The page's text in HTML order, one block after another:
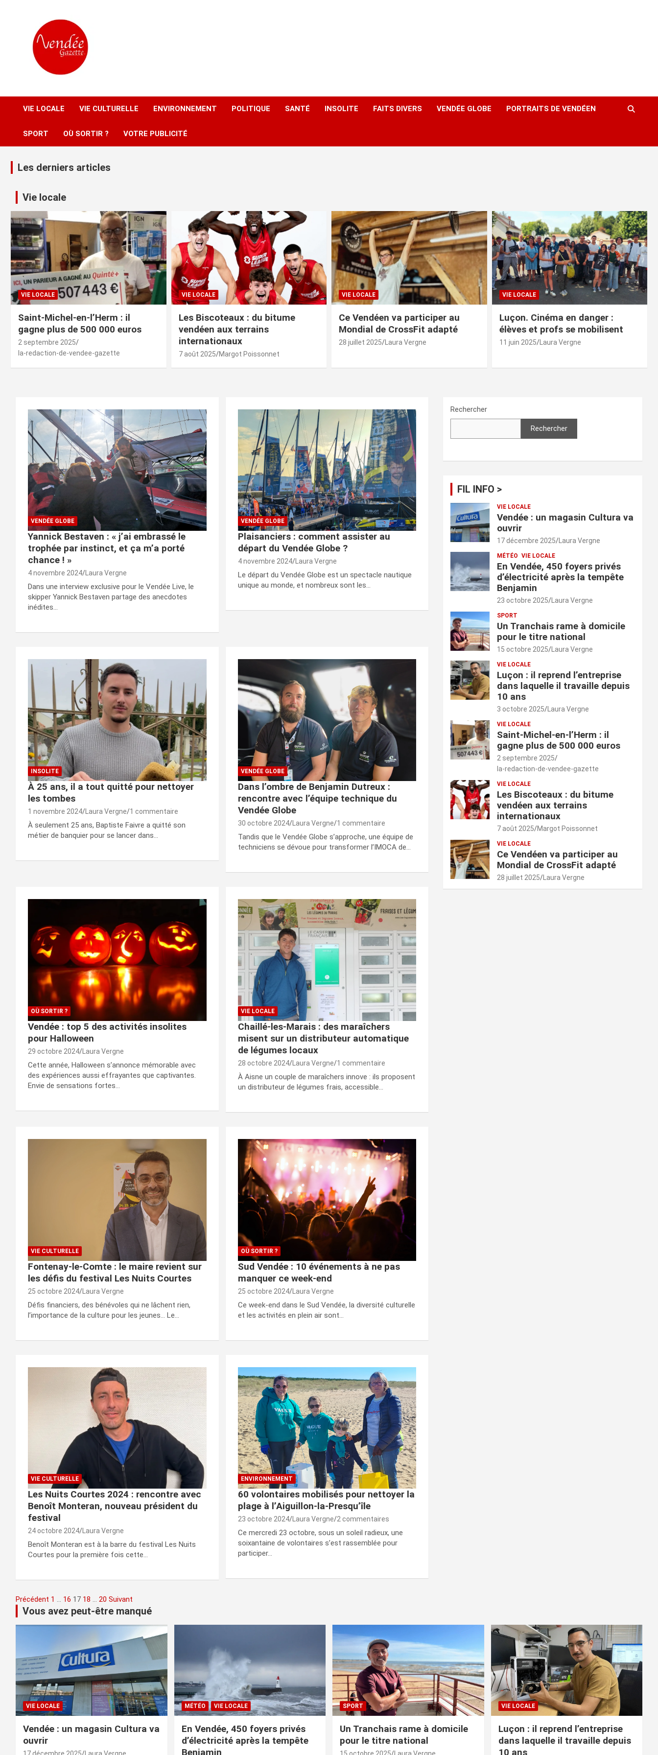
Vendée Gazette
VIE LOCALE VIE CULTURELLE ENVIRONNEMENT POLITIQUE SANTÉ INSOLITE FAITS DIVERS VENDÉE GLOBE PORTRAITS DE VENDÉEN
SPORT OÙ SORTIR ? VOTRE PUBLICITÉ
Les derniers articles
Vie locale
VIE LOCALE
Saint-Michel-en-l’Herm : il
gagne plus de 500 000 euros
2 septembre 2025
la-redaction-de-vendee-gazette
VIE LOCALE
Les Biscoteaux : du bitume
vendéen aux terrains
internationaux
7 août 2025 Margot Poissonnet
VIE LOCALE
Ce Vendéen va participer au
Mondial de CrossFit adapté
28 juillet 2025 Laura Vergne
VIE LOCALE
Luçon. Cinéma en danger :
élèves et profs se mobilisent
11 juin 2025 Laura Vergne
VENDÉE GLOBE
Yannick Bestaven : « j’ai embrassé le
trophée par instinct, et ça m’a porté
chance ! »
4 novembre 2024 Laura Vergne
Dans une interview exclusive pour le Vendée Live, le
skipper Yannick Bestaven partage des anecdotes
inédites…
VENDÉE GLOBE
Plaisanciers : comment assister au
départ du Vendée Globe ?
4 novembre 2024 Laura Vergne
Le départ du Vendée Globe est un spectacle nautique
unique au monde, et nombreux sont les…
INSOLITE
À 25 ans, il a tout quitté pour nettoyer
les tombes
1 novembre 2024 Laura Vergne 1 commentaire
À seulement 25 ans, Baptiste Faivre a quitté son
métier de banquier pour se lancer dans…
VENDÉE GLOBE
Dans l’ombre de Benjamin Dutreux :
rencontre avec l’équipe technique du
Vendée Globe
30 octobre 2024 Laura Vergne 1 commentaire
Tandis que le Vendée Globe s’approche, une équipe de
techniciens se dévoue pour transformer l’IMOCA de…
OÙ SORTIR ?
Vendée : top 5 des activités insolites
pour Halloween
29 octobre 2024 Laura Vergne
Cette année, Halloween s’annonce mémorable avec
des expériences aussi effrayantes que captivantes.
Envie de sensations fortes…
VIE LOCALE
Chaillé-les-Marais : des maraîchers
misent sur un distributeur automatique
de légumes locaux
28 octobre 2024 Laura Vergne 1 commentaire
À Aisne un couple de maraîchers innove : ils proposent
un distributeur de légumes frais, accessible…
VIE CULTURELLE
Fontenay-le-Comte : le maire revient sur
les défis du festival Les Nuits Courtes
25 octobre 2024 Laura Vergne
Défis financiers, des bénévoles qui ne lâchent rien,
l’importance de la culture pour les jeunes… Le…
OÙ SORTIR ?
Sud Vendée : 10 événements à ne pas
manquer ce week-end
25 octobre 2024 Laura Vergne
Ce week-end dans le Sud Vendée, la diversité culturelle
et les activités en plein air sont…
VIE CULTURELLE
Les Nuits Courtes 2024 : rencontre avec
Benoît Monteran, nouveau président du
festival
24 octobre 2024 Laura Vergne
Benoît Monteran est à la barre du festival Les Nuits
Courtes pour la première fois cette…
ENVIRONNEMENT
60 volontaires mobilisés pour nettoyer la
plage à l’Aiguillon-la-Presqu’île
23 octobre 2024 Laura Vergne 2 commentaires
Ce mercredi 23 octobre, sous un soleil radieux, une
soixantaine de volontaires s’est rassemblée pour
participer…
Pagination
des
publications
Précédent 1 … 16 17 18 … 20 Suivant
Rechercher
Rechercher
FIL INFO >
VIE LOCALE
Vendée : un magasin Cultura va
ouvrir
17 décembre 2025 Laura Vergne
MÉTÉO VIE LOCALE
En Vendée, 450 foyers privés
d’électricité après la tempête
Benjamin
23 octobre 2025 Laura Vergne
SPORT
Un Tranchais rame à domicile
pour le titre national
15 octobre 2025 Laura Vergne
VIE LOCALE
Luçon : il reprend l’entreprise
dans laquelle il travaille depuis
10 ans
3 octobre 2025 Laura Vergne
VIE LOCALE
Saint-Michel-en-l’Herm : il
gagne plus de 500 000 euros
2 septembre 2025
la-redaction-de-vendee-gazette
VIE LOCALE
Les Biscoteaux : du bitume
vendéen aux terrains
internationaux
7 août 2025 Margot Poissonnet
VIE LOCALE
Ce Vendéen va participer au
Mondial de CrossFit adapté
28 juillet 2025 Laura Vergne
Vous avez peut-être manqué
VIE LOCALE
Vendée : un magasin Cultura va
ouvrir
MÉTÉO VIE LOCALE
En Vendée, 450 foyers privés
d’électricité après la tempête
Benjamin
SPORT
Un Tranchais rame à domicile
pour le titre national
VIE LOCALE
Luçon : il reprend l’entreprise
dans laquelle il travaille depuis
10 ans